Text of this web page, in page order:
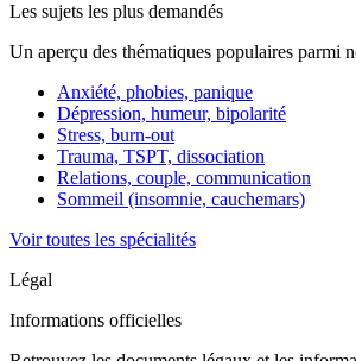
Les sujets les plus demandés
Un aperçu des thématiques populaires parmi
Anxiété, phobies, panique
Dépression, humeur, bipolarité
Stress, burn-out
Trauma, TSPT, dissociation
Relations, couple, communication
Sommeil (insomnie, cauchemars)
Voir toutes les spécialités
Légal
Informations officielles